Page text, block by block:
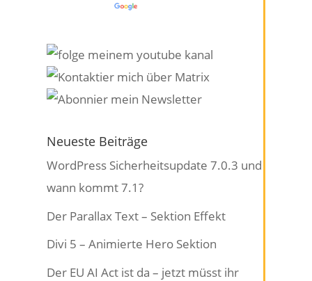
Powered by
Neueste Beiträge
WordPress Sicherheitsupdate 7.0.3 und
wann kommt 7.1?
Der Parallax Text – Sektion Effekt
Divi 5 – Animierte Hero Sektion
Der EU AI Act ist da – jetzt müsst ihr